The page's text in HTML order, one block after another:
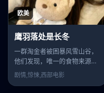
欧美
鹰羽落处是长冬
一群淘金者被困暴风雪山谷，
他们发现，唯一的食物来源是
死去同伴的尸体。
剧情,惊悚,西部电影